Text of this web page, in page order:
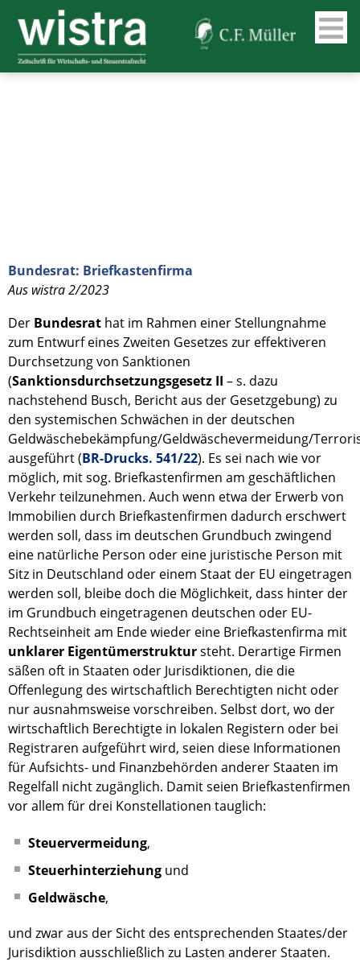
Bundesrat: Briefkastenfirma
Aus wistra 2/2023
Der Bundesrat hat im Rahmen einer Stellungnahme
zum Entwurf eines Zweiten Gesetzes zur effektiveren
Durchsetzung von Sanktionen
(Sanktionsdurchsetzungsgesetz II – s. dazu
nachstehend Busch, Bericht aus der Gesetzgebung) zu
den systemischen Schwächen in der deutschen
Geldwäschebekämpfung/Geldwäschevermeidung/
ausgeführt (BR-Drucks. 541/22). Es sei nach wie vor
möglich, mit sog. Briefkastenfirmen am geschäftlichen
Verkehr teilzunehmen. Auch wenn etwa der Erwerb von
Immobilien durch Briefkastenfirmen dadurch erschwert
werden soll, dass im deutschen Grundbuch zwingend
eine natürliche Person oder eine juristische Person mit
Sitz in Deutschland oder einem Staat der EU eingetragen
werden soll, bleibe doch die Möglichkeit, dass hinter der
im Grundbuch eingetragenen deutschen oder EU-
Rechtseinheit am Ende wieder eine Briefkastenfirma mit
unklarer Eigentümerstruktursteht. Derartige Firmen
säßen oft in Staaten oder Jurisdiktionen, die die
Offenlegung des wirtschaftlich Berechtigten nicht oder
nur ausnahmsweise vorschreiben. Selbst dort, wo der
wirtschaftlich Berechtigte in lokalen Registern oder bei
Registraren aufgeführt wird, seien diese Informationen
für Aufsichts- und Finanzbehörden anderer Staaten im
Regelfall nicht zugänglich. Damit seien Briefkastenfirmen
vor allem für drei Konstellationen tauglich:
Steuervermeidung,
Steuerhinterziehung und
Geldwäsche,
und zwar aus der Sicht des entsprechenden Staates/der
Jurisdiktion ausschließlich zu Lasten anderer Staaten.